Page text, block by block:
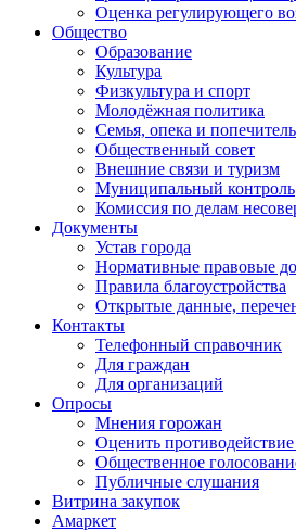
Оценка регулирующего
Общество
Образование
Культура
Физкультура и спорт
Молодёжная политика
Семья, опека и
Общественный совет
Внешние связи и туризм
Муниципальный контроль
Комиссия по делам
Документы
Устав города
Нормативные правовые
Правила благоустройства
Открытые данные,
Контакты
Телефонный справочник
Для граждан
Для организаций
Опросы
Мнения горожан
Оценить
Общественное
Публичные слушания
Витрина закупок
Амаркет